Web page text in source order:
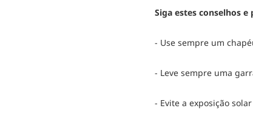
Siga estes conselhos
- Use sempre um
- Leve sempre uma
- Evite a exposição